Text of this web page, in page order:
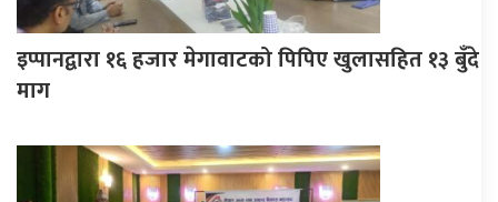
इप्पानद्वारा १६ हजार मेगावाटको पिपिए खुलासहित १३ बुँदे
माग